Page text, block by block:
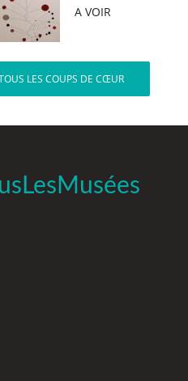
A VOIR
LES COUPS DE CŒUR